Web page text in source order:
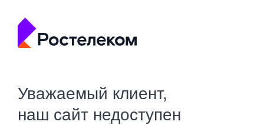
Уважаемый клиент,
наш сайт недоступен